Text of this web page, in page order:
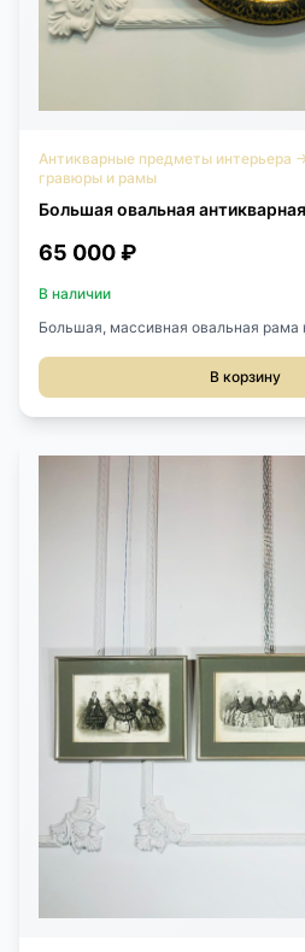
Антикварные предметы интерьера
гравюры и рамы
Большая овальная
65 000 ₽
В наличии
Большая, массивная овальная рама
Рама под стеклом. Размер 61х72h см.
В корзину